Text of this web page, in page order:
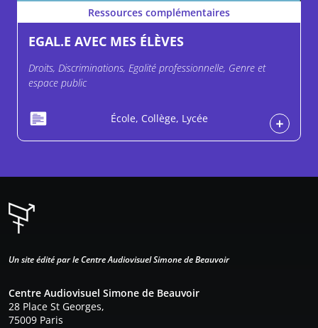
Ressources complémentaires
EGAL.E AVEC MES ÉLÈVES
Droits, Discriminations, Egalité professionnelle, Genre et
espace public
École, Collège, Lycée
Un site édité par le Centre Audiovisuel Simone de Beauvoir
Centre Audiovisuel Simone de Beauvoir
28 Place St Georges,
75009 Paris